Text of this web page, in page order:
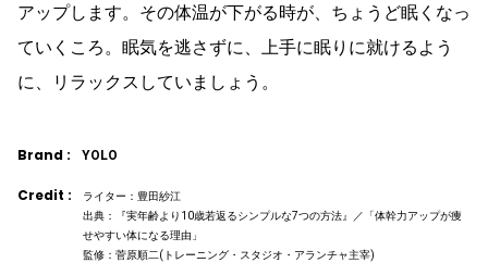
アップします。その体温が下がる時が、ちょうど眠くなっ
ていくころ。眠気を逃さずに、上手に眠りに就けるよう
に、リラックスしていましょう。
Brand : YOLO
Credit :
ライター：豊田紗江
出典：『実年齢より10歳若返るシンプルな7つの方法』／「体幹力アップが痩
せやすい体になる理由」
監修：菅原順二(トレーニング・スタジオ・アランチャ主宰)